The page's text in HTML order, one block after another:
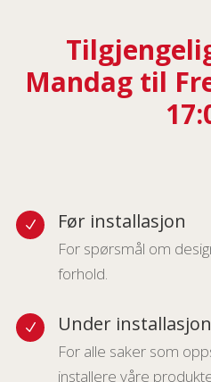
Mandag til
N Før installasjon
For spørsmål om
forhold.
N Under installasjon
For alle saker som
installere våre